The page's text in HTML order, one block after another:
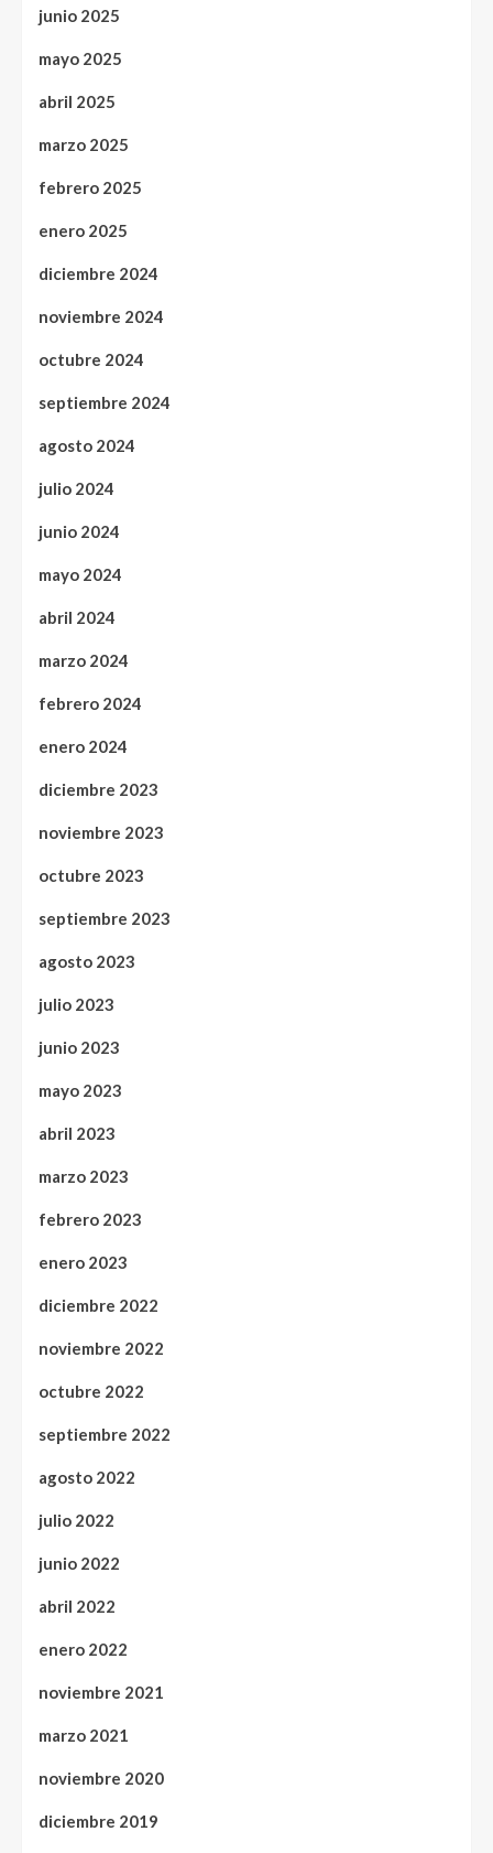
junio 2025
mayo 2025
abril 2025
marzo 2025
febrero 2025
enero 2025
diciembre 2024
noviembre 2024
octubre 2024
septiembre 2024
agosto 2024
julio 2024
junio 2024
mayo 2024
abril 2024
marzo 2024
febrero 2024
enero 2024
diciembre 2023
noviembre 2023
octubre 2023
septiembre 2023
agosto 2023
julio 2023
junio 2023
mayo 2023
abril 2023
marzo 2023
febrero 2023
enero 2023
diciembre 2022
noviembre 2022
octubre 2022
septiembre 2022
agosto 2022
julio 2022
junio 2022
abril 2022
enero 2022
noviembre 2021
marzo 2021
noviembre 2020
diciembre 2019